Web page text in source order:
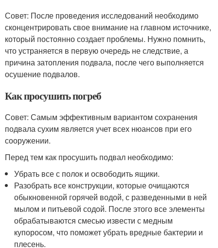
Совет: После проведения исследований необходимо
сконцентрировать свое внимание на главном источнике,
который постоянно создает проблемы. Нужно помнить,
что устраняется в первую очередь не следствие, а
причина затопления подвала, после чего выполняется
осушение подвалов.
Как просушить погреб
Совет: Самым эффективным вариантом сохранения
подвала сухим является учет всех нюансов при его
сооружении.
Перед тем как просушить подвал необходимо:
Убрать все с полок и освободить ящики.
Разобрать все конструкции, которые очищаются
обыкновенной горячей водой, с разведенными в ней
мылом и питьевой содой. После этого все элементы
обрабатываются смесью извести с медным
купоросом, что поможет убрать вредные бактерии и
плесень.